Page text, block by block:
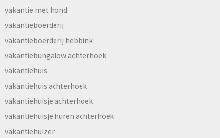
vakantie met hond
vakantieboerderij
vakantieboerderij hebbink
vakantiebungalow achterhoek
vakantiehuis
vakantiehuis achterhoek
vakantiehuisje achterhoek
vakantiehuisje huren achterhoek
vakantiehuizen